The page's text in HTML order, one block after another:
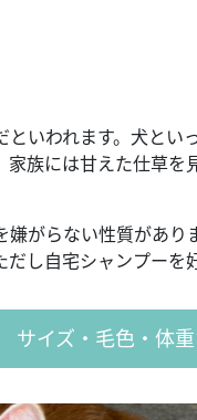
いわれます。犬と
族には甘えた仕草
がらない性質があ
し自宅シャンプーを
サイズ・毛色・体